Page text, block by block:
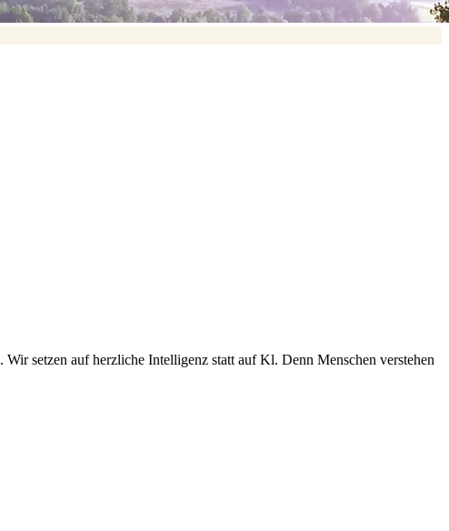
setzen auf herzliche Intelligenz statt auf Kl. Denn Menschen verstehen